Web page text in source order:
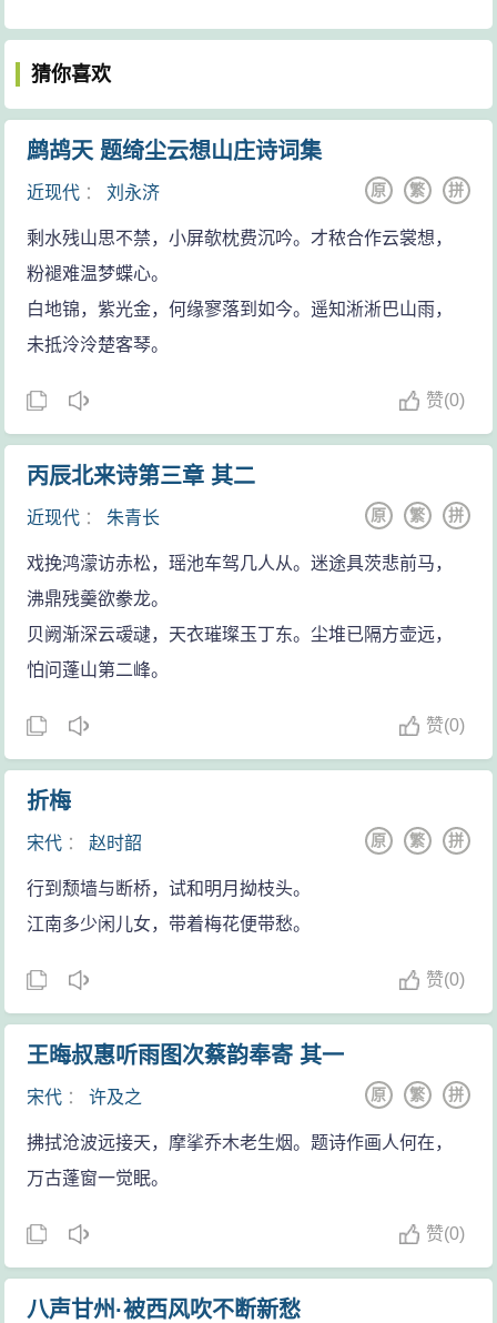
猜你喜欢
鹧鸪天 题绮尘云想山庄诗词集
近现代 ：刘永济 拼
繁
原
剩水残山思不禁，小屏欹枕费沉吟。才秾合作云裳想，
粉褪难温梦蝶心。
白地锦，紫光金，何缘寥落到如今。遥知淅淅巴山雨，
未抵泠泠楚客琴。
赞(0)
丙辰北来诗第三章 其二
近现代 ： 朱青长 拼
繁
原
戏挽鸿濛访赤松，瑶池车驾几人从。迷途具茨悲前马，
沸鼎残羹欲豢龙。
贝阙渐深云叆叇，天衣璀璨玉丁东。尘堆已隔方壶远，
怕问蓬山第二峰。
赞(0)
折梅
宋代 ：赵时韶 拼
繁
原
行到颓墙与断桥，试和明月拗枝头。
江南多少闲儿女，带着梅花便带愁。
赞(0)
王晦叔惠听雨图次蔡韵奉寄 其一
宋代 ：许及之 拼
繁
原
拂拭沧波远接天，摩挲乔木老生烟。题诗作画人何在，
万古蓬窗一觉眠。
赞(0)
八声甘州·被西风吹不断新愁